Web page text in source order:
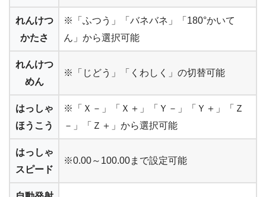
れんけつ
かたさ
※「ふつう」「バネバネ」「180°かいて
ん」から選択可能
れんけつ
めん
※「じどう」「くわしく」の切替可能
はっしゃ
ほうこう
※「Ｘ－」「Ｘ＋」「Ｙ－」「Ｙ＋」「Ｚ
－」「Ｚ＋」から選択可能
はっしゃ
スピード
※0.00～100.00まで設定可能